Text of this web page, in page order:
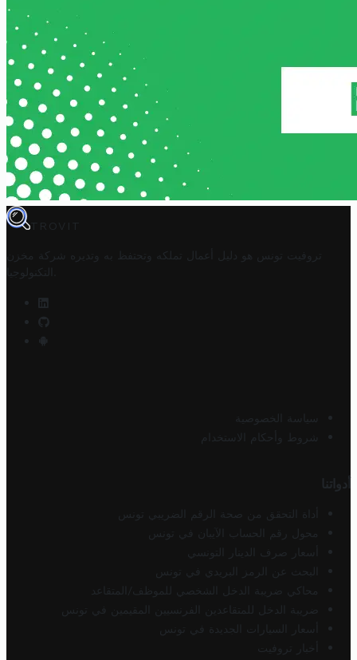
TROVIT
تروفيت تونس هو دليل أعمال تملكه وتحتفظ به وتديره
شركة مخزن
التكنولوجيا
سياسة الخصوصية
شروط وأحكام الاستخدام
أدواتنا
أداة التحقق من صحة الرقم الضريبي تونس
محول رقم الحساب الآيبان في تونس
أسعار صرف الدينار التونسي
البحث عن الرمز البريدي في تونس
محاكي ضريبة الدخل الشخصي للموظف/المتقاعد
ضريبة الدخل للمتقاعدين الفرنسيين المقيمين في تونس
أسعار السيارات الجديدة في تونس
أخبار تروفيت